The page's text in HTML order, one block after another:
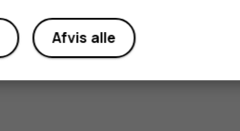
Afvis alle